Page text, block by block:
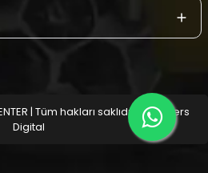
| Tüm hakları saklıdır.
| Reliefers
Digital